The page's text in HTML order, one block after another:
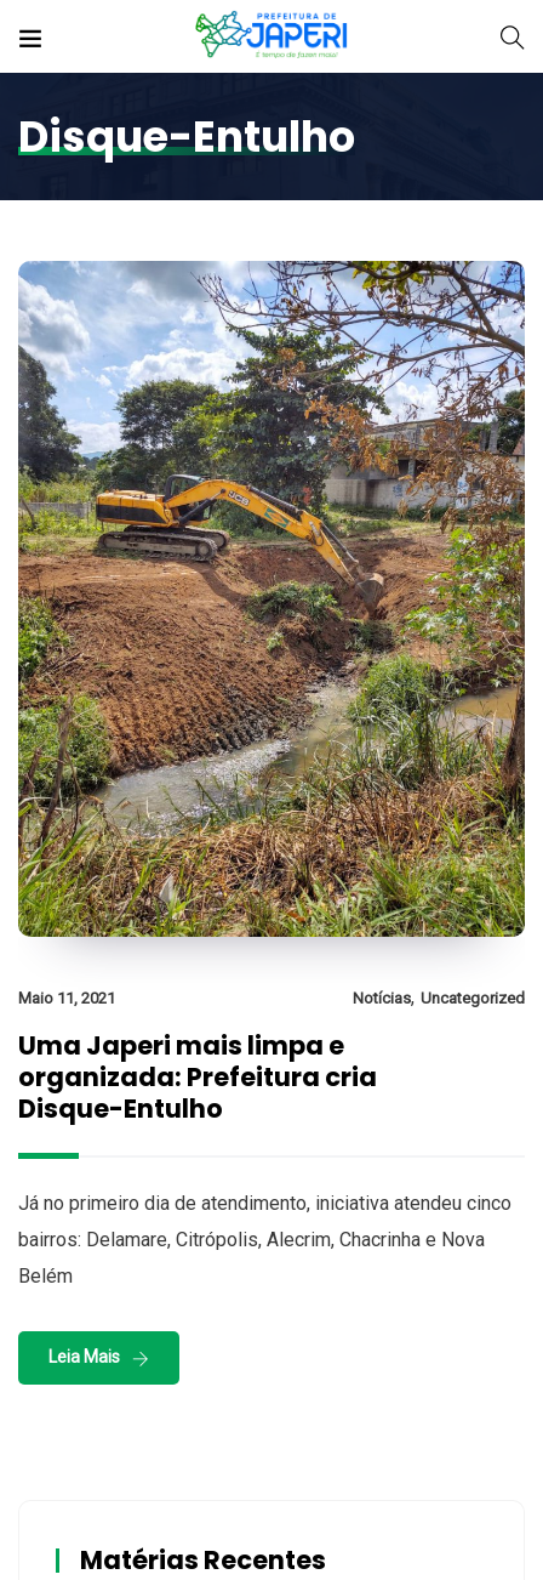
Disque-Entulho
Maio 11, 2021 Notícias, Uncategorized
Uma Japeri mais limpa e
organizada: Prefeitura cria
Disque-Entulho
Já no primeiro dia de atendimento, iniciativa atendeu cinco
bairros: Delamare, Citrópolis, Alecrim, Chacrinha e Nova
Belém
Leia Mais
Matérias Recentes